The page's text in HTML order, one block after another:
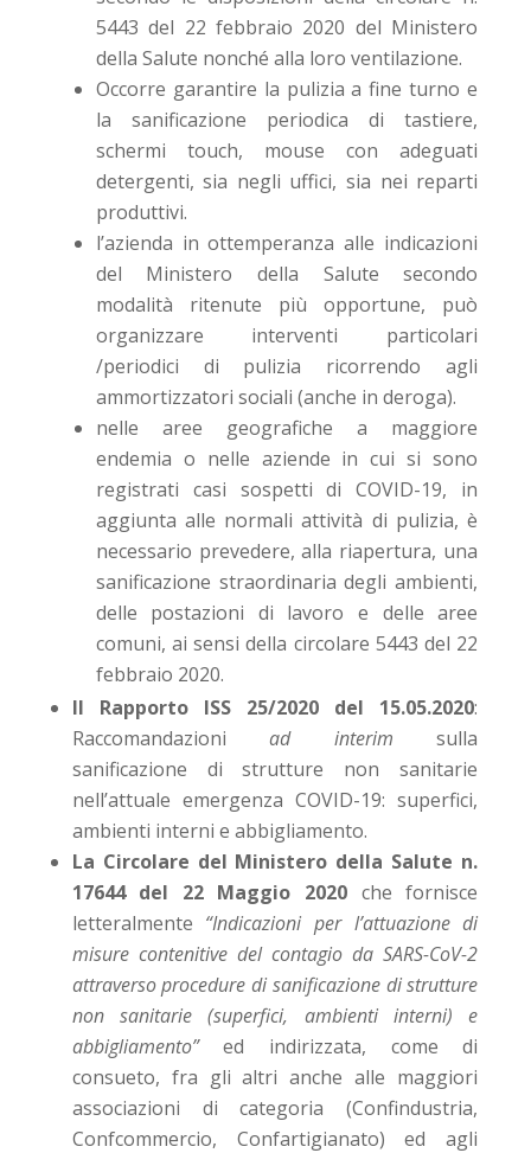
5443 del 22 febbraio 2020 del Ministero
della Salute nonché alla loro ventilazione.
Occorre garantire la pulizia a fine turno e
la sanificazione periodica di tastiere,
schermi touch, mouse con adeguati
detergenti, sia negli uffici, sia nei reparti
produttivi.
l’azienda in ottemperanza alle indicazioni
del Ministero della Salute secondo
modalità ritenute più opportune, può
organizzare interventi particolari
/periodici di pulizia ricorrendo agli
ammortizzatori sociali (anche in deroga).
nelle aree geografiche a maggiore
endemia o nelle aziende in cui si sono
registrati casi sospetti di COVID-19, in
aggiunta alle normali attività di pulizia, è
necessario prevedere, alla riapertura, una
sanificazione straordinaria degli ambienti,
delle postazioni di lavoro e delle aree
comuni, ai sensi della circolare 5443 del 22
febbraio 2020.
Il Rapporto ISS 25/2020
del 15.05.2020:
Raccomandazioniad interim sulla
sanificazione di strutture non sanitarie
nell’attuale emergenza COVID-19: superfici,
ambienti interni e abbigliamento.
La Circolare del Ministero della Salute n.
17644 del 22 Maggio 2020 che fornisce
letteralmente “Indicazioni per l’attuazione di
misure contenitive del contagio da SARS-CoV-2
attraverso procedure di sanificazione di strutture
non sanitarie (superfici, ambienti interni) e
abbigliamento”ed indirizzata, come di
consueto, fra gli altri anche alle maggiori
associazioni di categoria (Confindustria,
Confcommercio, Confartigianato) ed agli